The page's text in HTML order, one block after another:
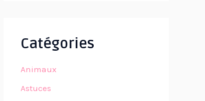
Catégories
Animaux
Astuces